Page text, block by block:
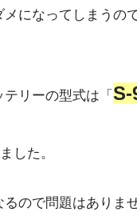
になってしまうの
リーの型式は「 S-
した。
ので問題はありませ